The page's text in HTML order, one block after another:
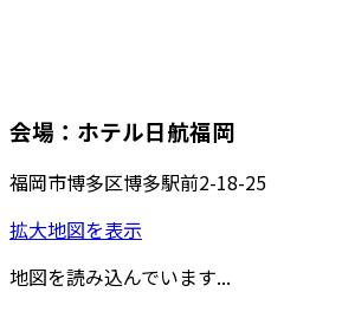
会場：ホテル日航福岡
福岡市博多区博多駅前2-18-25
拡大地図を表示
地図を読み込んでいます...